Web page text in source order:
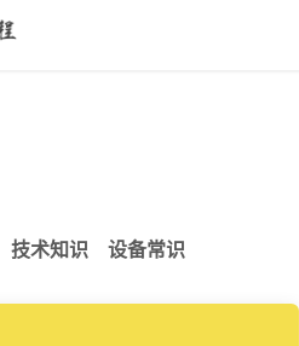
技术知识 设备常识